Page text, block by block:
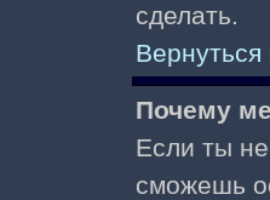
сделать.
Вернуться
Почему
Если ты
сможешь